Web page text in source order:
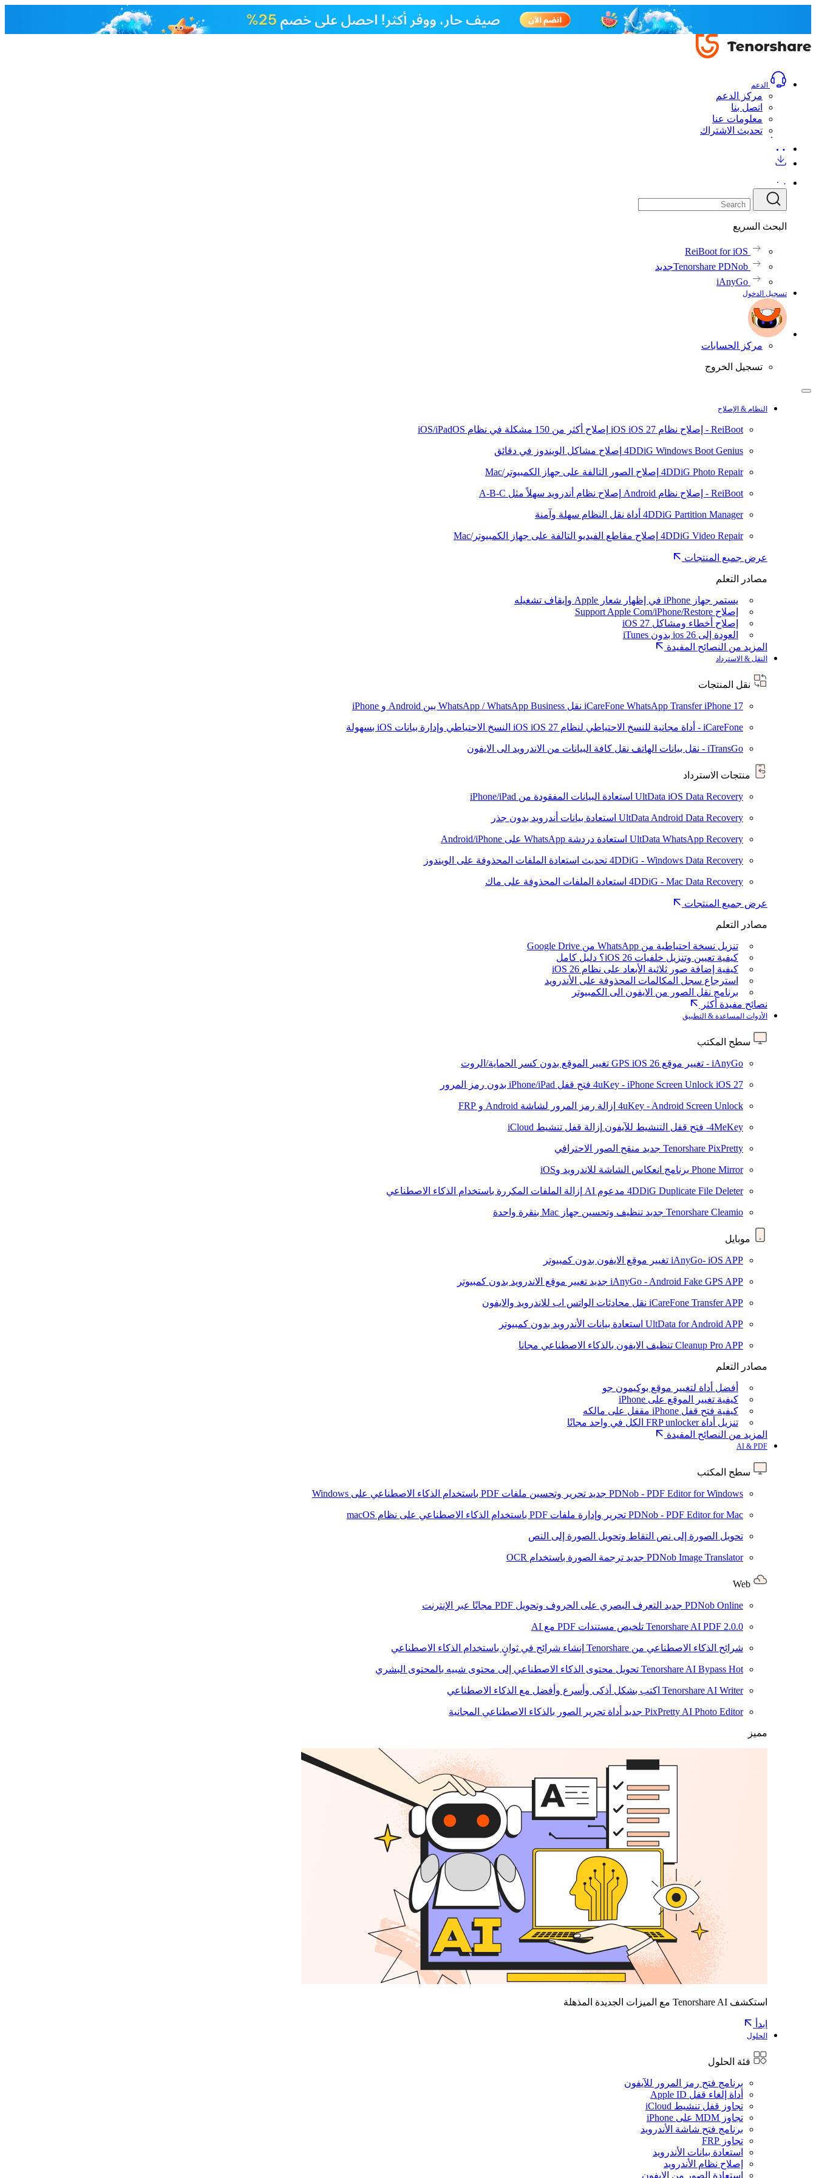
الدعم
مركز الدعم
اتصل بنا
معلومات عنا
تحديث الاشتراك
البحث السريع
ReiBoot for iOS
Tenorshare PDNobجديد
iAnyGo
تسجيل الدخول
مركز الحسابات
تسجيل الخروج
النظام & الإصلاح
ReiBoot - إصلاح نظام iOS iOS 27 إصلاح أكثر من 150 مشكلة في نظام iOS/iPadOS
4DDiG Windows Boot Genius إصلاح مشاكل الويندوز في دقائق
4DDiG Photo Repair إصلاح الصور التالفة على جهاز الكمبيوتر/Mac
ReiBoot - إصلاح نظام Android إصلاح نظام أندرويد سهلاً مثل A-B-C
4DDiG Partition Manager أداة نقل النظام سهلة وآمنة
4DDiG Video Repair إصلاح مقاطع الفيديو التالفة على جهاز الكمبيوتر/Mac
عرض جميع المنتجات
مصادر التعلم
يستمر جهاز iPhone في إظهار شعار Apple وإيقاف تشغيله
إصلاح Support Apple Com/iPhone/Restore
إصلاح أخطاء ومشاكل iOS 27
العودة إلى ios 26 بدون iTunes
المزيد من النصائح المفيدة
النقل & الاسترداد
نقل المنتجات
iCareFone WhatsApp TransferiPhone 17 نقل WhatsApp / WhatsApp Business بين Android و iPhone
iCareFone - أداة مجانية للنسخ الاحتياطي لنظام iOS iOS 27 النسخ الاحتياطي وإدارة بيانات iOS بسهولة
iTransGo - نقل بيانات الهاتف نقل كافة البيانات من الاندرويد الى الايفون
منتجات الاسترداد
UltData iOS Data Recovery استعادة البيانات المفقودة من iPhone/iPad
UltData Android Data Recovery استعادة بيانات أندرويد بدون جذر
UltData WhatsApp Recovery استعادة دردشة WhatsApp على Android/iPhone
4DDiG - Windows Data Recovery تحديث استعادة الملفات المحذوفة على الويندوز
4DDiG - Mac Data Recovery استعادة الملفات المحذوفة على ماك
عرض جميع المنتجات
مصادر التعلم
تنزيل نسخة احتياطية من WhatsApp من Google Drive
كيفية تعيين وتنزيل خلفيات iOS 26؟ دليل كامل
كيفية إضافة صور ثلاثية الأبعاد على نظام iOS 26
استرجاع سجل المكالمات المحذوفة على الأندرويد
برنامج نقل الصور من الايفون الى الكمبيوتر
نصائح مفيدة أكثر
الأدوات المساعدة & التطبيق
سطح المكتب
iAnyGo - تغيير موقع GPS iOS 26 تغيير الموقع بدون كسر الحماية/الروت
4uKey - iPhone Screen Unlock iOS 27 فتح قفل iPhone/iPad بدون رمز المرور
4uKey - Android Screen Unlock إزالة رمز المرور لشاشة Android و FRP
4MeKey- فتح قفل التنشيط للآيفون إزالة قفل تنشيط iCloud
Tenorshare PixPretty جديد منقح الصور الاحترافي
Phone Mirror برنامج انعكاس الشاشة للاندرويد وiOS
4DDiG Duplicate File Deleter مدعوم AI إزالة الملفات المكررة باستخدام الذكاء الاصطناعي
Tenorshare Cleamio جديد تنظيف وتحسين جهاز Mac بنقرة واحدة
موبايل
iAnyGo- iOS APP تغيير موقع الايفون بدون كمبيوتر
iAnyGo - Android Fake GPS APP جديد تغيير موقع الاندرويد بدون كمبيوتر
iCareFone Transfer APP نقل محادثات الواتس اب للاندرويد والايفون
UltData for Android APP استعادة بيانات الأندرويد بدون كمبيوتر
Cleanup Pro APP تنظيف الايفون بالذكاء الاصطناعي مجانا
مصادر التعلم
أفضل أداة لتغيير موقع بوكيمون جو
كيفية تغيير الموقع على iPhone
كيفية فتح قفل iPhone مقفل على مالكه
تنزيل أداة FRP unlocker الكل في واحد مجانًا
المزيد من النصائح المفيدة
AI & PDF
سطح المكتب
PDNob - PDF Editor for Windows جديد تحرير وتحسين ملفات PDF باستخدام الذكاء الاصطناعي على Windows
PDNob - PDF Editor for Mac تحرير وإدارة ملفات PDF باستخدام الذكاء الاصطناعي على نظام macOS
تحويل الصورة إلى نص التقاط وتحويل الصورة إلى النص
PDNob Image Translator جديد ترجمة الصورة باستخدام OCR
PDNob Online جديد التعرف البصري على الحروف وتحويل PDF مجانًا عبر الإنترنت
Tenorshare AI PDF 2.0.0 تلخيص مستندات PDF مع AI
شرائح الذكاء الاصطناعي من Tenorshare إنشاء شرائح في ثوانٍ باستخدام الذكاء الاصطناعي
Tenorshare AI Bypass Hot تحويل محتوى الذكاء الاصطناعي إلى محتوى شبيه بالمحتوى البشري
Tenorshare AI Writer اكتب بشكل أذكى وأسرع وأفضل مع الذكاء الاصطناعي
PixPretty AI Photo Editor جديد أداة تحرير الصور بالذكاء الاصطناعي المجانية
مميز
استكشف Tenorshare AI مع الميزات الجديدة المذهلة
ابدأ
الحلول
فئة الحلول
برنامج فتح رمز المرور للآيفون
أداة إلغاء قفل Apple ID
تجاوز قفل تنشيط iCloud
تجاوز MDM على iPhone
برنامج فتح شاشة الأندرويد
تجاوز FRP
استعادة بيانات الأندرويد
إصلاح نظام الأندرويد
استعادة الصور من الايفون